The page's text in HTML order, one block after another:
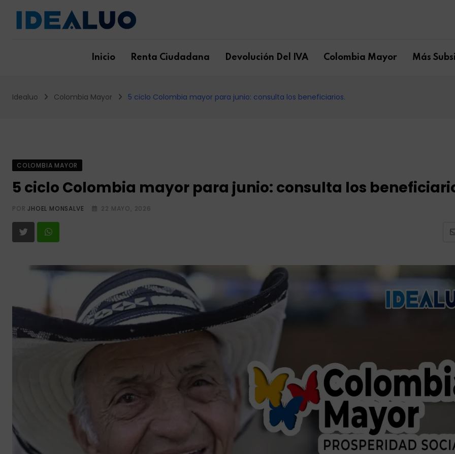
content
Inicio Renta Ciudadana Devolución Del IVA Colombia Mayor Más
Idealuo Colombia Mayor 5 ciclo Colombia mayor para junio: consulta los beneficiarios.
COLOMBIA MAYOR
5 ciclo Colombia mayor para junio: consulta los
PORJHOEL MONSALVE 22 MAYO, 2026